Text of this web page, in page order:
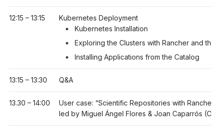
12:15 – 13:15
Kubernetes Deployment
Kubernetes Installation
Exploring the Clusters with Rancher and the
Installing Applications from the Catalog
13:15 – 13:30 Q&A
13.30 – 14:00
User case: “Scientific Repositories with Rancher”
led by Miguel Ángel Flores & Joan Caparrós